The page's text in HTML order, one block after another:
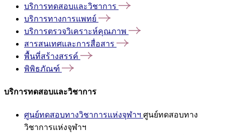
บริการทดสอบและวิชาการ
บริการทางการแพทย์
บริการตรวจวิเคราะห์คุณภาพ
สารสนเทศและการสื่อสาร
พื้นที่สร้างสรรค์
พิพิธภัณฑ์
บริการทดสอบและวิชาการ
ศูนย์ทดสอบทางวิชาการแห่งจุฬาฯ ศูนย์ทดสอบทาง
วิชาการแห่งจุฬาฯ